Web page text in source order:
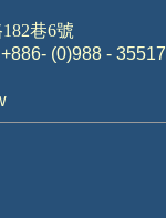
巷6號
(0)988 -